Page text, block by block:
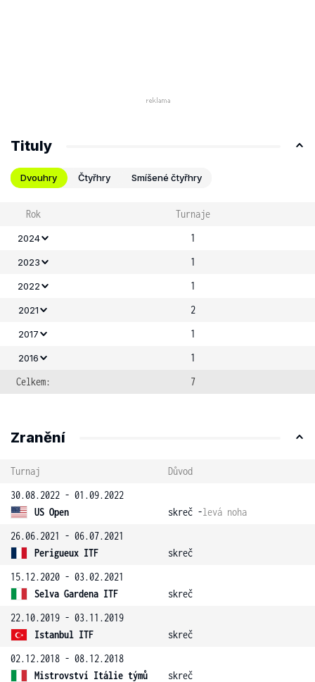
Tituly
Dvouhry Čtyřhry Smíšené čtyřhry
Rok Turnaje
2024 1
2023 1
2022 1
2021 2
2017 1
2016
1
Celkem:
7
Zranění
Turnaj
Důvod
30.08.2022 - 01.09.2022
US Open
skreč -levá noha
26.06.2021 - 06.07.2021
Perigueux ITF
skreč
15.12.2020 - 03.02.2021
Selva Gardena ITF
skreč
22.10.2019 - 03.11.2019
Istanbul ITF
skreč
02.12.2018 - 08.12.2018
Mistrovství Itálie týmů
skreč